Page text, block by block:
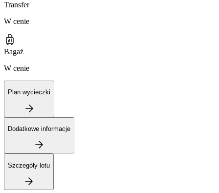
Transfer
W cenie
Bagaż
W cenie
Plan wycieczki
Dodatkowe informacje
Szczegóły lotu